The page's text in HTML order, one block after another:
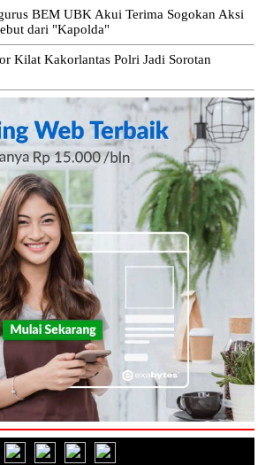
BEM UBK Akui Terima Sogokan Aksi
dari "Kapolda"
Kilat Kakorlantas Polri Jadi Sorotan